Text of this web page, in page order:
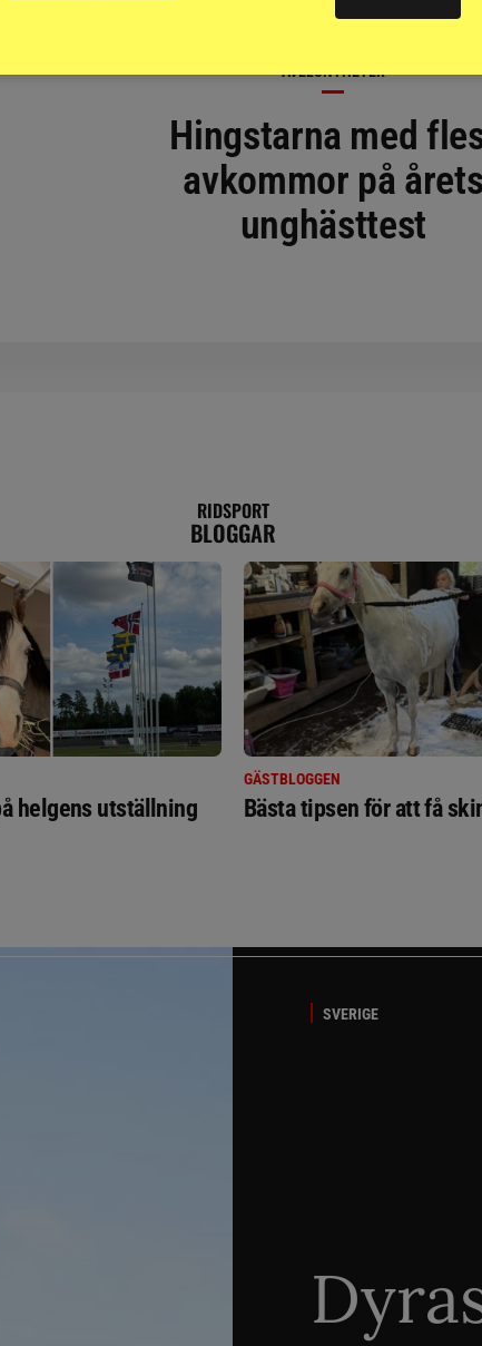
AVELSNYHETER
Hingstarna med
avkommor på
unghästtest
RIDSPORT
BLOGGAR
helgens utställning
GÄSTBLOGGEN
Bästa tipsen för att få
SVERIGE